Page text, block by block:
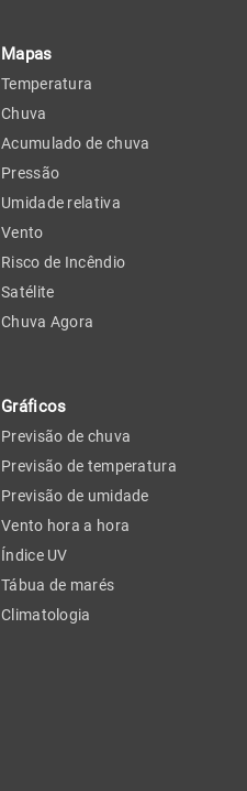
Mapas
Temperatura
Chuva
Acumulado de chuva
Pressão
Umidade relativa
Vento
Risco de Incêndio
Satélite
Chuva Agora
Gráficos
Previsão de chuva
Previsão de temperatura
Previsão de umidade
Vento hora a hora
Índice UV
Tábua de marés
Climatologia